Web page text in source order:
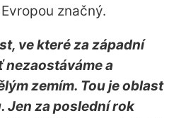
značný.
ve které za západní
nezaostáváme a
zemím. Tou je oblast
Jen za poslední rok